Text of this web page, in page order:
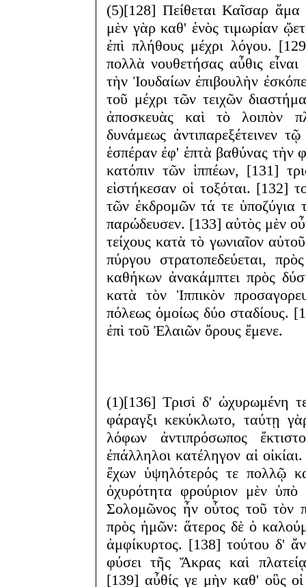
(5)[128] Πείθεται Καῖσαρ ἅμα
μὲν γὰρ καθ' ἑνὸς τιμωρίαν
ἐπὶ πλήθους μέχρι λόγου.
πολλὰ νουθετήσας αὖθις
τὴν Ἰουδαίων ἐπιβουλὴν
τοῦ μέχρι τῶν τειχῶν
ἀποσκευὰς καὶ τὸ λοιπὸν
δυνάμεως ἀντιπαρεξέτεινεν
ἑσπέραν ἐφ' ἑπτὰ βαθύνας τὴν
κατόπιν τῶν ἱππέων, [131]
εἱστήκεσαν οἱ τοξόται. [132]
τῶν ἐκδρομῶν τά τε ὑποζύγια
παρώδευσεν. [133] αὐτὸς μὲν
τείχους κατὰ τὸ γωνιαῖον
πύργου στρατοπεδεύεται,
καθήκων ἀνακάμπτει πρὸς
κατὰ τὸν Ἱππικὸν
πόλεως ὁμοίως δύο σταδίους.
ἐπὶ τοῦ Ἐλαιῶν ὄρους ἔμενε.
(1)[136] Τρισὶ δ' ὠχυρωμένη
φάραγξι κεκύκλωτο, ταύτῃ
λόφων ἀντιπρόσωπος
ἐπάλληλοι κατέληγον αἱ
ἔχων ὑψηλότερός τε πολλῷ
ὀχυρότητα φρούριον μὲν ὑπὸ
Σολομῶνος ἦν οὗτος τοῦ τὸν
πρὸς ἡμῶν: ἅτερος δὲ ὁ
ἀμφίκυρτος. [138] τούτου δ'
φύσει τῆς Ἄκρας καὶ
[139] αὖθίς γε μὴν καθ' οὓς